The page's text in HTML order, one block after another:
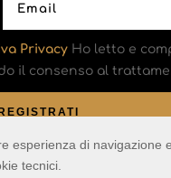
Privacy Ho letto e
il consenso al
esperienza di navigazione
tecnici.